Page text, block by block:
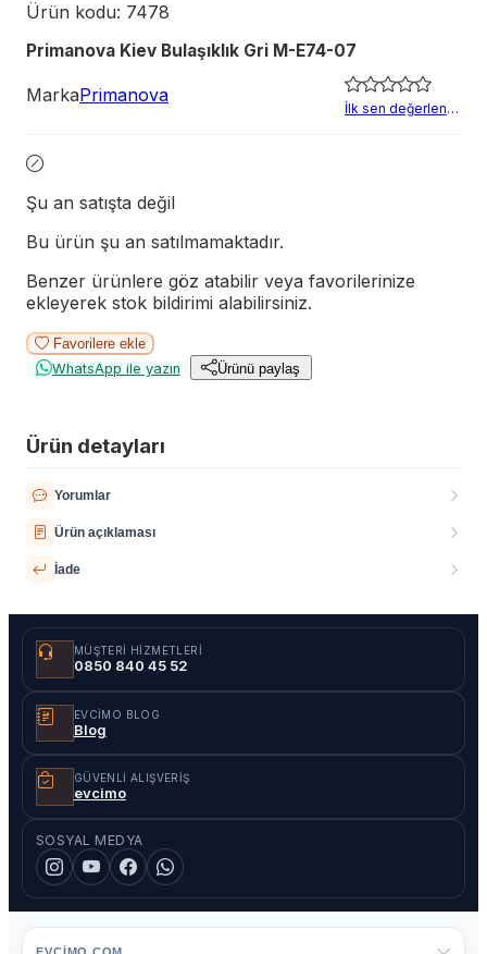
Ürün kodu: 7478
Primanova Kiev Bulaşıklık Gri M-E74-07
MarkaPrimanova
İlk sen değerlendir
Şu an satışta değil
Bu ürün şu an satılmamaktadır.
Benzer ürünlere göz atabilir veya favorilerinize
ekleyerek stok bildirimi alabilirsiniz.
Favorilere ekle
WhatsApp ile yazın
Ürünü paylaş
Ürün detayları
Yorumlar
Ürün açıklaması
İade
MÜŞTERI HIZMETLERI
0850 840 45 52
EVCIMO BLOG
Blog
GÜVENLI ALIŞVERIŞ
evcimo
SOSYAL MEDYA